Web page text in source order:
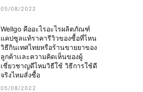
05/08/2022
Wellgo คืออะไรอะไรผลิตภัณฑ์
แคปซูลแท้ราคารีวิวของซื้อที่ไหน
วิธีกินเทศไทยหรือร้านขายยาของ
ลูกค้าเเละความคิดเห็นของผู้
เชี่ยวชาญดีไหมวิธีใช้ วิธีการใช้ดี
จริงไหมสั่งซื้อ
05/08/2022